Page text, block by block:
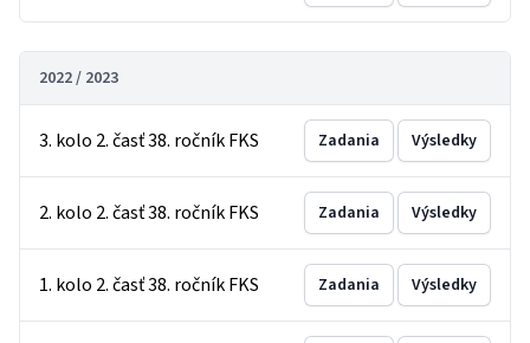
2022 / 2023
3. kolo 2. časť 38. ročník FKS Zadania Výsledky
2. kolo 2. časť 38. ročník FKS Zadania Výsledky
1. kolo 2. časť 38. ročník FKS Zadania Výsledky